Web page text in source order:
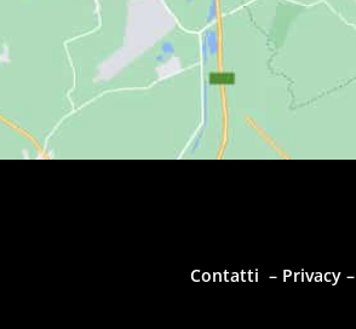
Contatti – Privacy–